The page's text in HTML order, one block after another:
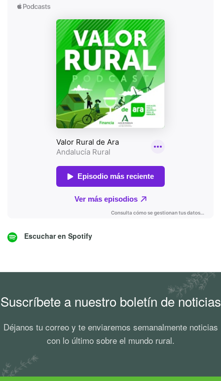
Escuchar en Spotify
Suscríbete a nuestro boletín de noticias
Déjanos tu correo y te enviaremos semanalmente noticias
con lo último sobre el mundo rural.